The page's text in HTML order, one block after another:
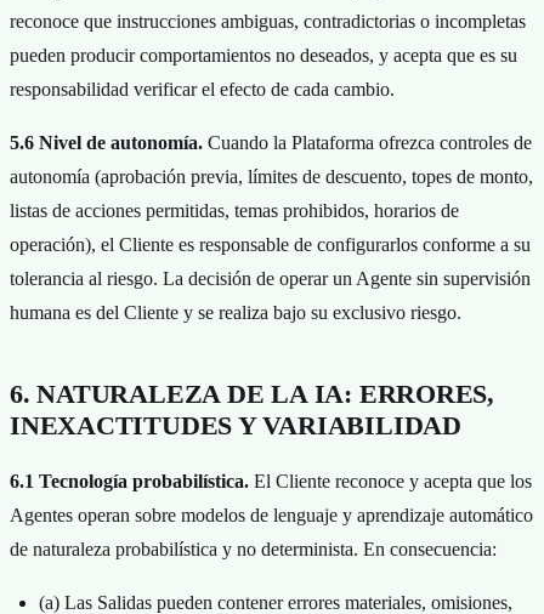
reconoce que instrucciones ambiguas, contradictorias o incompletas
pueden producir comportamientos no deseados, y acepta que es su
responsabilidad verificar el efecto de cada cambio.
5.6 Nivel de autonomía. Cuando la Plataforma ofrezca controles de
autonomía (aprobación previa, límites de descuento, topes de monto,
listas de acciones permitidas, temas prohibidos, horarios de
operación), el Cliente es responsable de configurarlos conforme a su
tolerancia al riesgo. La decisión de operar un Agente sin supervisión
humana es del Cliente y se realiza bajo su exclusivo riesgo.
6. NATURALEZA DE LA IA: ERRORES,
INEXACTITUDES Y VARIABILIDAD
6.1 Tecnología probabilística. El Cliente reconoce y acepta que los
Agentes operan sobre modelos de lenguaje y aprendizaje automático
de naturaleza probabilística y no determinista. En consecuencia:
(a) Las Salidas pueden contener errores materiales, omisiones,